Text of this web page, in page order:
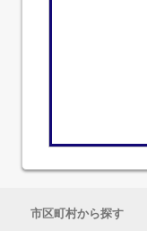
市区町村から探す